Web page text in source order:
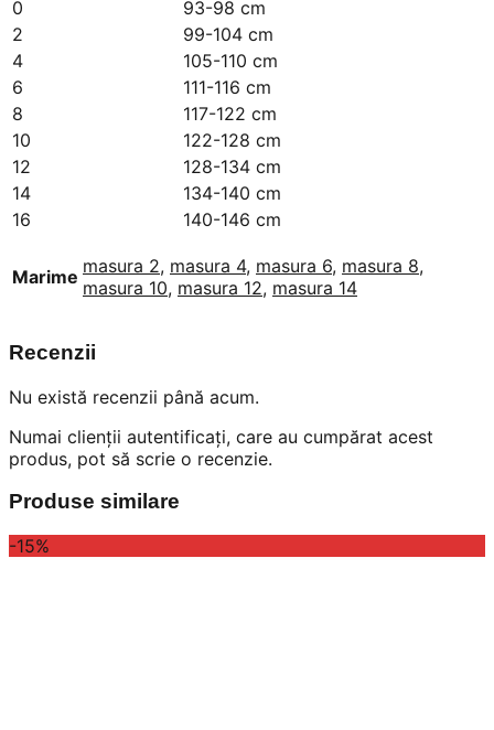
0
93-98 cm
2
99-104 cm
4
105-110 cm
6
111-116 cm
8
117-122 cm
10
122-128 cm
12
128-134 cm
14
134-140 cm
16
140-146 cm
Marime masura 2, masura 4, masura 6, masura 8,
masura 10, masura 12, masura 14
Recenzii
Nu există recenzii până acum.
Numai clienții autentificați, care au cumpărat acest
produs, pot să scrie o recenzie.
Produse similare
-15%